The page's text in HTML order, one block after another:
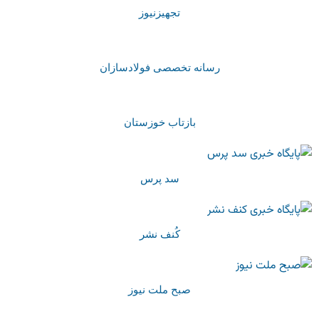
تجهیزنیوز
رسانه تخصصی فولادسازان
بازتاب خوزستان
سد پرس
کُنف نشر
صبح ملت نیوز